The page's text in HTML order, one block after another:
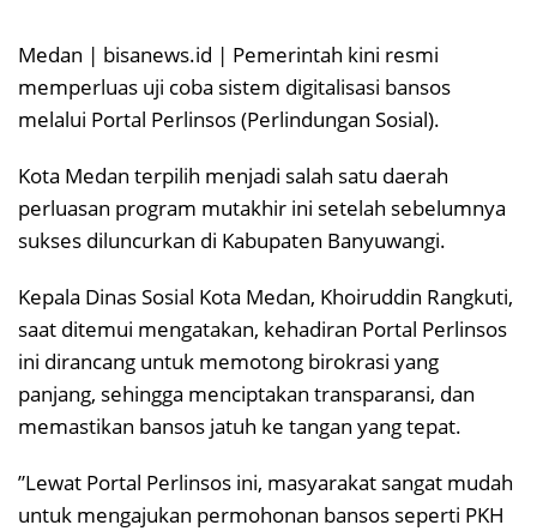
Medan | bisanews.id | Pemerintah kini resmi
memperluas uji coba sistem digitalisasi bansos
melalui Portal Perlinsos (Perlindungan Sosial).
Kota Medan terpilih menjadi salah satu daerah
perluasan program mutakhir ini setelah sebelumnya
sukses diluncurkan di Kabupaten Banyuwangi.
​Kepala Dinas Sosial Kota Medan, Khoiruddin Rangkuti,
saat ditemui mengatakan, kehadiran Portal Perlinsos
ini dirancang untuk memotong birokrasi yang
panjang, sehingga menciptakan transparansi, dan
memastikan bansos jatuh ke tangan yang tepat.
​”Lewat Portal Perlinsos ini, masyarakat sangat mudah
untuk mengajukan permohonan bansos seperti PKH